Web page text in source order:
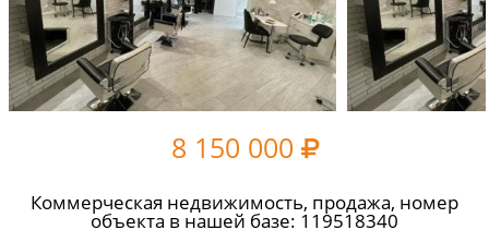
8 150 000 
Коммерческая недвижимость, продажа, номер
объекта в нашей базе: 119518340